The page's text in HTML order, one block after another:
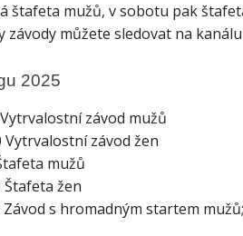
štafeta mužů, v sobotu pak
můžete sledovat na
2025
závod mužů
Vytrvalostní závod žen
mužů
Štafeta žen
Závod s hromadným startem